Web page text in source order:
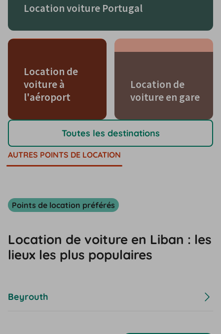
Location voiture Portugal
Location de
voiture à
l'aéroport
Location de
voiture en gare
Toutes les destinations
AUTRES POINTS DE LOCATION
Points de location préférés
Location de voiture en Liban : les
lieux les plus populaires
Beyrouth